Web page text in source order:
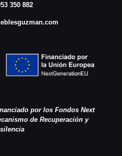
350 882
por los Fondos Next
de Recuperación y